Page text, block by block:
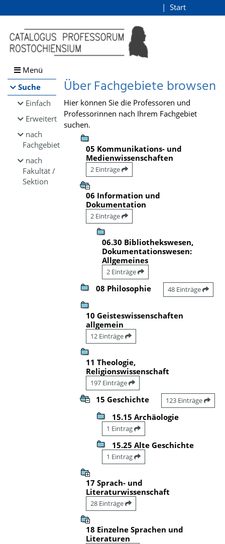
Browsen
direkt zum Inhalt
Start
Menü
Suche
Einfach
Erweitert
nach
Fachgebiet
nach
Fakultät /
Sektion
Über Fachgebiete browsen
Hier können Sie die Professoren und
Professorinnen nach Ihrem Fachgebiet
suchen.
05 Kommunikations- und
Medienwissenschaften
2 Einträge
06 Information und
Dokumentation
2 Einträge
06.30 Bibliothekswesen,
Dokumentationswesen:
Allgemeines
2 Einträge
08 Philosophie 48 Einträge
10 Geisteswissenschaften
allgemein
12 Einträge
11 Theologie,
Religionswissenschaft
197 Einträge
15 Geschichte 123 Einträge
15.15 Archäologie
1 Eintrag
15.25 Alte Geschichte
1 Eintrag
17 Sprach- und
Literaturwissenschaft
28 Einträge
18 Einzelne Sprachen und
Literaturen